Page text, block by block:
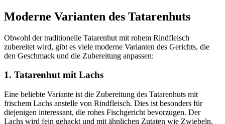
Moderne Varianten des Tatarenhuts
Obwohl der traditionelle Tatarenhut mit rohem Rindfleisch
zubereitet wird, gibt es viele moderne Varianten des Gerichts, die
den Geschmack und die Zubereitung anpassen:
1. Tatarenhut mit Lachs
Eine beliebte Variante ist die Zubereitung des Tatarenhuts mit
frischem Lachs anstelle von Rindfleisch. Dies ist besonders für
diejenigen interessant, die rohes Fischgericht bevorzugen. Der
Lachs wird fein gehackt und mit ähnlichen Zutaten wie Zwiebeln,